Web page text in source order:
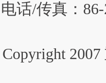
电话/传真：
Copyright